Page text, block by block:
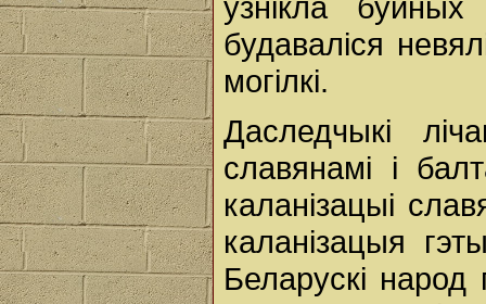
будаваліся
могілкі.
Даследчыкі
славянамі і
каланізацыі
каланізацыя
Беларускі